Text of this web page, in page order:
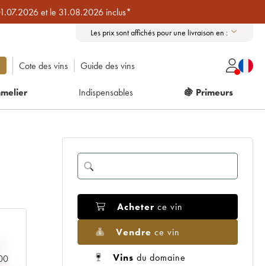
et le 31.08.2026 inclus*
Les prix sont affichés pour une livraison en :
Cote des vins Guide des vins
Indispensables 🍇 Primeurs
Acheter ce vin
Vendre ce vin
Vins du domaine